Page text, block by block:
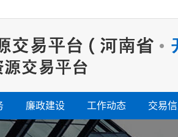
廉政建设 工作动态 交易